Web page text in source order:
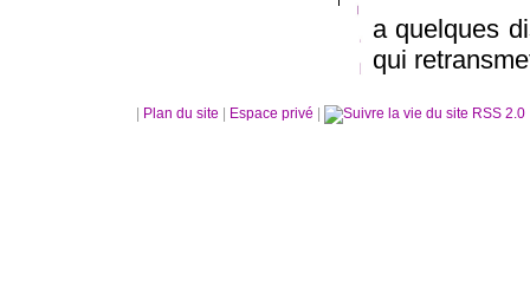
a quelques
qui
Plan du site Espace privé RSS 2.0